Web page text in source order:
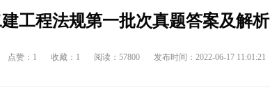
建工程法规第一批次真题答案及解析
点赞：1 收藏：1 阅读：57800 发布时间：2022-06-17 11:01:21